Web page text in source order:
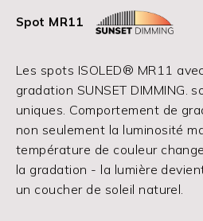
Spot MR11
Les spots ISOLED® MR11
gradation SUNSET DIMMING.
uniques. Comportement de
non seulement la luminosité
température de couleur
la gradation - la lumière
un coucher de soleil naturel.